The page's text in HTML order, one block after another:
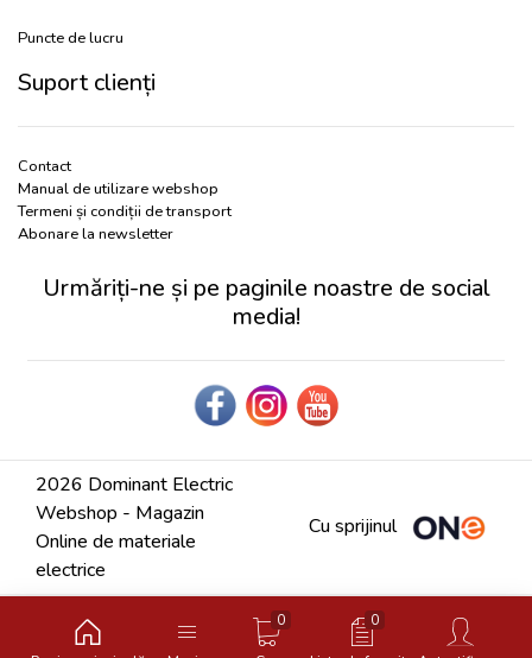
Puncte de lucru
Suport clienți
Contact
Manual de utilizare webshop
Termeni și condiții de transport
Abonare la newsletter
Urmăriți-ne și pe paginile noastre de social
media!
2026 Dominant Electric
Webshop - Magazin
Online de materiale
electrice
Cu sprijinul
0 0